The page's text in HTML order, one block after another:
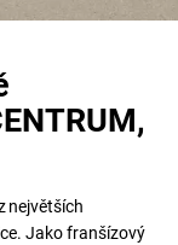
největších
Jako franšízový